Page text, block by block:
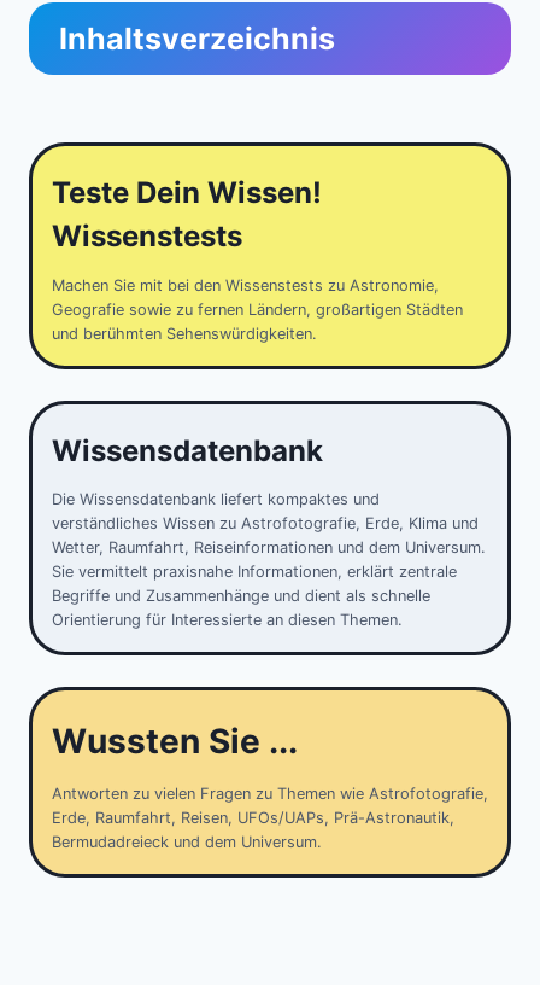
Inhaltsverzeichnis
Teste Dein Wissen!
Wissenstests
Machen Sie mit bei den Wissenstests zu Astronomie,
Geografie sowie zu fernen Ländern, großartigen Städten
und berühmten Sehenswürdigkeiten.
Wissensdatenbank
Die Wissensdatenbank liefert kompaktes und
verständliches Wissen zu Astrofotografie, Erde, Klima und
Wetter, Raumfahrt, Reiseinformationen und dem Universum.
Sie vermittelt praxisnahe Informationen, erklärt zentrale
Begriffe und Zusammenhänge und dient als schnelle
Orientierung für Interessierte an diesen Themen.
Wussten Sie ...
Antworten zu vielen Fragen zu Themen wie Astrofotografie,
Erde, Raumfahrt, Reisen, UFOs/UAPs, Prä-Astronautik,
Bermudadreieck und dem Universum.